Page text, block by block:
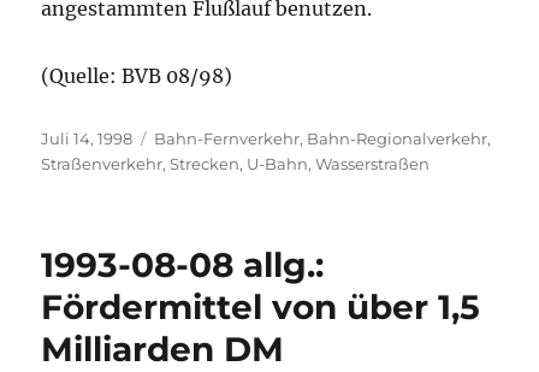
angestammten Flußlauf benutzen.
(Quelle: BVB 08/98)
Veröffentlicht
am
Juli 14, 1998 Kategorien
Bahn-Fernverkehr, Bahn-Regionalverkehr,
Straßenverkehr,Strecken, U-Bahn,Wasserstraßen
1993-08-08 allg.:
Fördermittel von über 1,5
Milliarden DM